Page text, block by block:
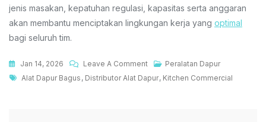
jenis masakan, kepatuhan regulasi, kapasitas serta anggaran
akan membantu menciptakan lingkungan kerja yang optimal
bagi seluruh tim.
Jan 14, 2026 Leave A CommentOn
Strategi
Peralatan Dapur
Tags
Alat Dapur Bagus , Distributor Alat Dapur, Kitchen Commercial